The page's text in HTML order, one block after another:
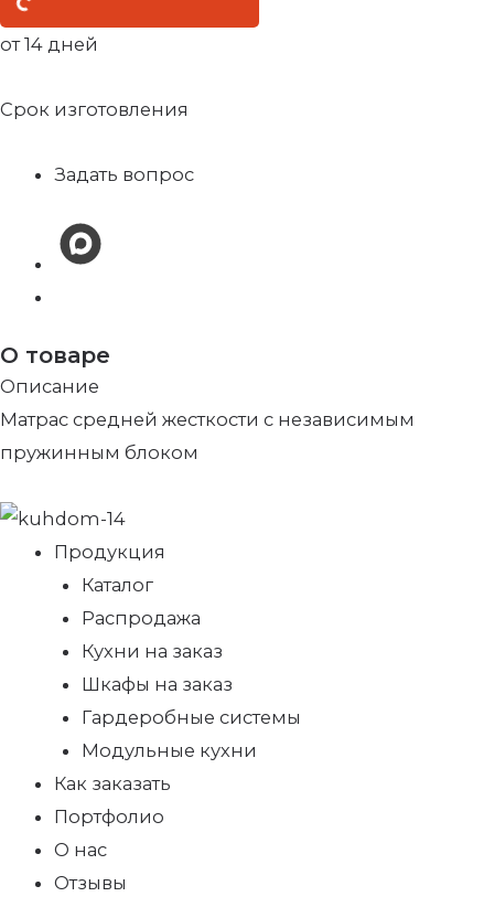
от 14 дней
Срок изготовления
Задать вопрос
О товаре
Описание
Матрас средней жесткости с независимым
пружинным блоком
Продукция
Каталог
Распродажа
Кухни на заказ
Шкафы на заказ
Гардеробные системы
Модульные кухни
Как заказать
Портфолио
О нас
Отзывы